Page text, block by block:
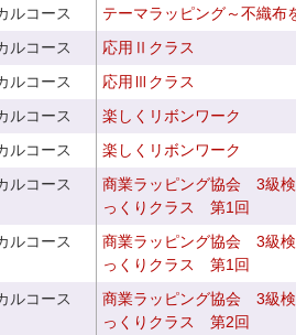
ルコース テーマラッピング～不織布
ルコース 応用Ⅱクラス
ルコース 応用Ⅲクラス
ルコース 楽しくリボンワーク
ルコース 楽しくリボンワーク
ルコース
商業ラッピング協会 3級
っくりクラス 第1回
ルコース
商業ラッピング協会 3級
っくりクラス 第1回
ルコース
商業ラッピング協会 3級
っくりクラス 第2回